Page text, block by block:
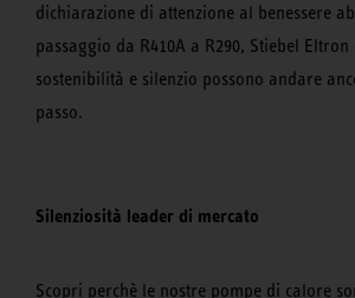
dichiarazione di attenzione al benessere
passaggio da R410A a R290, Stiebel
sostenibilità e silenzio possono andare
passo.
Silenziosità leader di mercato
Scopri perchè le nostre pompe di calore